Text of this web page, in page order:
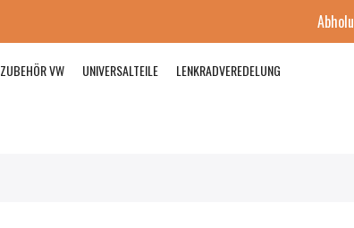
ZUBEHÖR VW UNIVERSALTEILE LENKRADVEREDELUNG